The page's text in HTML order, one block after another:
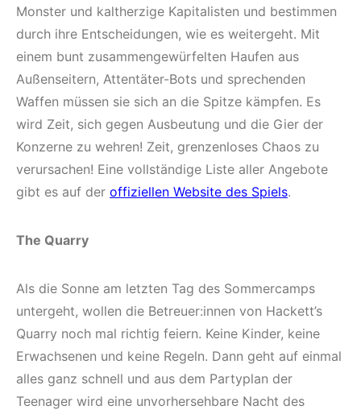
Monster und kaltherzige Kapitalisten und bestimmen
durch ihre Entscheidungen, wie es weitergeht. Mit
einem bunt zusammengewürfelten Haufen aus
Außenseitern, Attentäter-Bots und sprechenden
Waffen müssen sie sich an die Spitze kämpfen. Es
wird Zeit, sich gegen Ausbeutung und die Gier der
Konzerne zu wehren! Zeit, grenzenloses Chaos zu
verursachen! Eine vollständige Liste aller Angebote
gibt es auf der offiziellen Website des Spiels.
The Quarry
Als die Sonne am letzten Tag des Sommercamps
untergeht, wollen die Betreuer:innen von Hackett’s
Quarry noch mal richtig feiern. Keine Kinder, keine
Erwachsenen und keine Regeln. Dann geht auf einmal
alles ganz schnell und aus dem Partyplan der
Teenager wird eine unvorhersehbare Nacht des